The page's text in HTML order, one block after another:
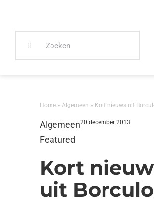
Home »Algemeen » Kort nieuws uit
Algemeen
Featured
20 december 2013
Kort
uit Borculo